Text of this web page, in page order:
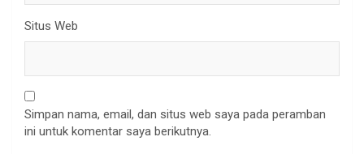
Situs Web
Simpan nama, email, dan situs web saya pada peramban
ini untuk komentar saya berikutnya.